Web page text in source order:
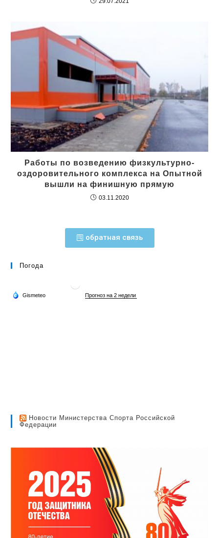
Работы по возведению физкультурно-
оздоровительного комплекса на Опытной
вышли на финишную прямую
03.11.2020
обратная связь
Погода
Новости Министерства Спорта Российской
Федерации